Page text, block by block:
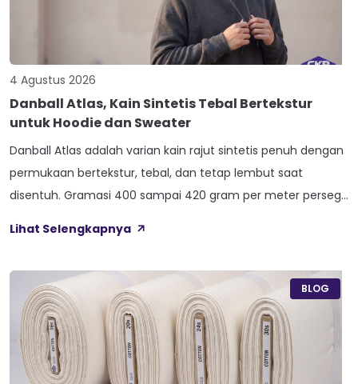
4 Agustus 2026
Danball Atlas, Kain Sintetis Tebal Bertekstur
untuk Hoodie dan Sweater
Danball Atlas adalah varian kain rajut sintetis penuh dengan
permukaan bertekstur, tebal, dan tetap lembut saat
disentuh. Gramasi 400 sampai 420 gram per meter persegi,
Anti Bacterial, dan Anti Kusut, membuat kain ini pas untuk
Nama Atlas boleh jadi belum […]
Lihat Selengkapnya
BLOG